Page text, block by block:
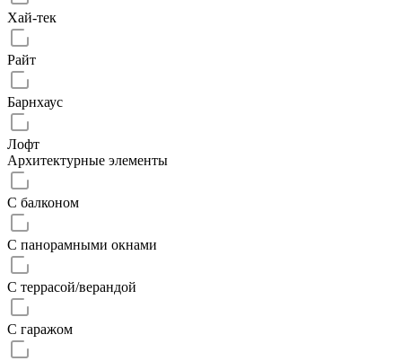
Хай-тек
Райт
Барнхаус
Лофт
Архитектурные элементы
С балконом
С панорамными окнами
С террасой/верандой
С гаражом